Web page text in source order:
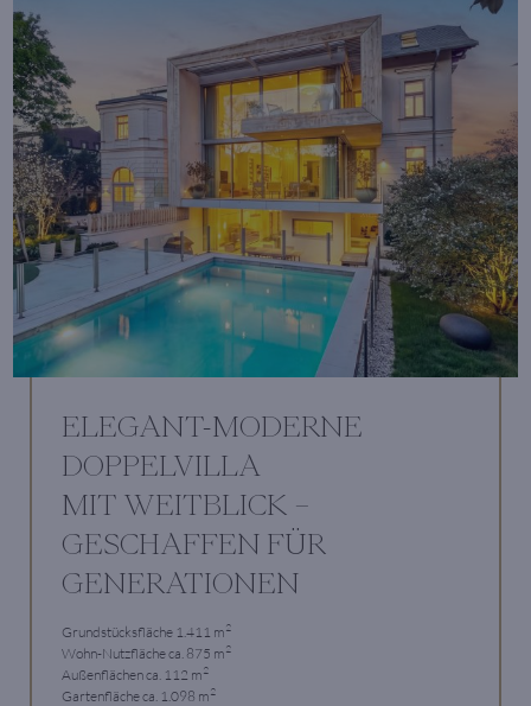
ELEGANT-MODERNE
DOPPELVILLA
MIT WEITBLICK –
GESCHAFFEN FÜR
GENERATIONEN
Grundstücksfläche 1.411 m2
Wohn-Nutzfläche ca. 875 m2
Außenflächen ca. 112 m2
Gartenfläche ca. 1.098 m2